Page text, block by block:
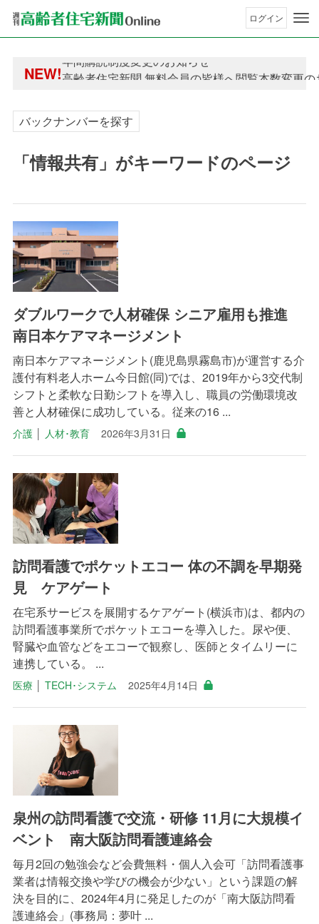
ログイン
NEW!高齢者住宅新聞 無料会員の皆様へ閲覧本数変更
高齢者住宅新聞 無料会員の皆様へ閲覧本数変更
バックナンバーを探す
「情報共有」がキーワードのページ
ダブルワークで人材確保 シニア雇用も推進
南日本ケアマネージメント
南日本ケアマネージメント(鹿児島県霧島市)が運営する介
護付有料老人ホーム今日館(同)では、2019年から3交代制
シフトと柔軟な日勤シフトを導入し、職員の労働環境改
善と人材確保に成功している。従来の16 ...
介護│ 人材･教育 2026年3月31日
訪問看護でポケットエコー 体の不調を早期発
見 ケアゲート
在宅系サービスを展開するケアゲート(横浜市)は、都内の
訪問看護事業所でポケットエコーを導入した。尿や便、
腎臓や血管などをエコーで観察し、医師とタイムリーに
連携している。 ...
医療 │ TECH･システム 2025年4月14日
泉州の訪問看護で交流・研修 11月に大規模イ
ベント 南大阪訪問看護連絡会
毎月2回の勉強会など会費無料・個人入会可「訪問看護事
業者は情報交換や学びの機会が少ない」という課題の解
決を目的に、2024年4月に発足したのが「南大阪訪問看
護連絡会」(事務局：夢叶 ...